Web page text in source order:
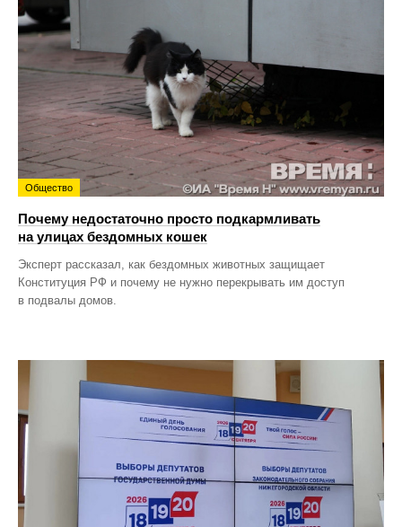
Общество
Почему недостаточно просто подкармливать
на улицах бездомных кошек
Эксперт рассказал, как бездомных животных защищает
Конституция РФ и почему не нужно перекрывать им доступ
в подвалы домов.